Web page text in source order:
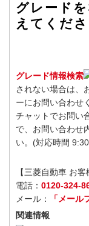
グレード
えてくだ
グレード情報検索
されない場合は、
ーにお問い合わせ
チャットでお問い
で、お問い合わせ
い。(対応時間
【三菱自動車 お客
電話： 0120-324-
メール：
「メール
関連情報